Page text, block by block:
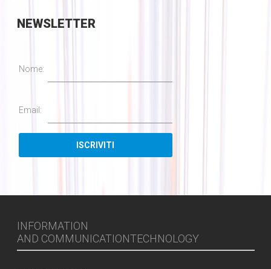
NEWSLETTER
Nome:
Email:
INFORMATION
AND COMMUNICATIONTECHNOLOGY